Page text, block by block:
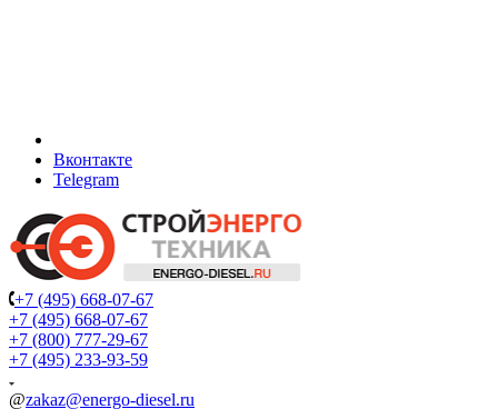
Вконтакте
Telegram
+7 (495) 668-07-67
+7 (495) 668-07-67
+7 (800) 777-29-67
+7 (495) 233-93-59
@zakaz@energo-diesel.ru